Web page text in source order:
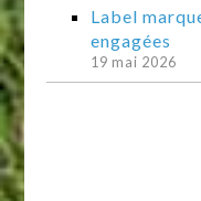
Label
engagées
19 mai 2026